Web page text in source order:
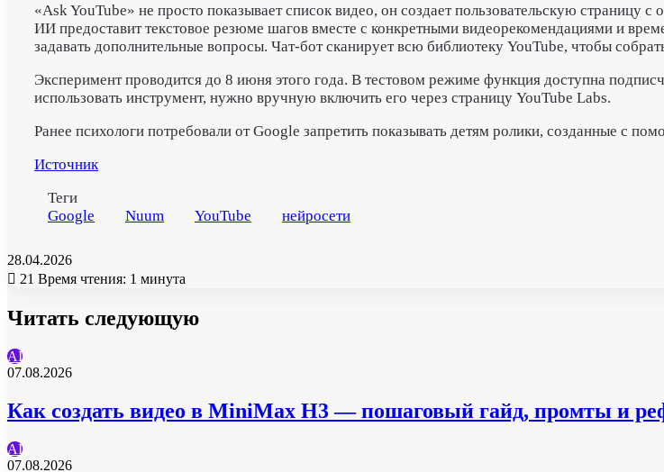
«Ask YouTube» не просто показывает список видео, он создает пользовательскую страницу
ИИ предоставит текстовое резюме шагов вместе с конкретными видеорекомендациями и
задавать дополнительные вопросы. Чат-бот сканирует всю библиотеку YouTube, чтобы
Эксперимент проводится до 8 июня этого года. В тестовом режиме функция доступна
использовать инструмент, нужно вручную включить его через страницу YouTube Labs.
Ранее психологи потребовали от Google запретить показывать детям ролики, созданные с
Источник
Теги
Google
Nuum YouTube нейросети
28.04.2026
21 Время чтения: 1 минута
Читать следующую
AI
07.08.2026
Как создать видео в MiniMax H3 — пошаговый гайд, промты и
AI
07.08.2026